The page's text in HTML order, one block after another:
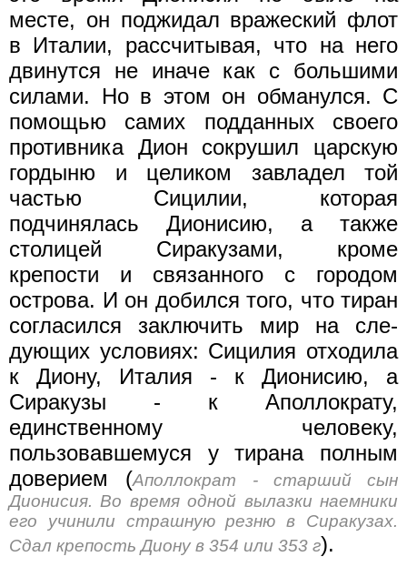
месте, он поджидал вражеский флот
в Италии, рассчи­тывая, что на него
двинутся не иначе как с большими
силами. Но в этом он обманулся. С
помощью самих подданных своего
против­ника Дион сокрушил царскую
гордыню и целиком завладел той
частью Сицилии, которая
подчинялась Дионисию, а также
столи­цей Сиракузами, кроме
крепости и связанного с городом
острова. И он добился того, что тиран
согласился заключить мир на сле­
дующих условиях: Сицилия отходила
к Диону, Италия - к Дионисию, а
Сиракузы - к Аполлократу,
единственному человеку,
пользовавшемуся у тирана полным
доверием (Аполлократ - старший сын
Дионисия. Во время одной вылазки наемники
его учинили страшную резню в Сиракузах.
Сдал крепость Диону в 354 или 353 г).